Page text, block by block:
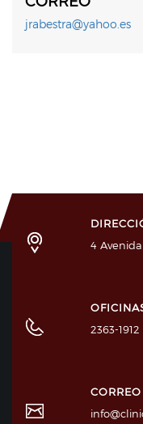
jrabestra@yahoo.es
4 Avenida
2363-